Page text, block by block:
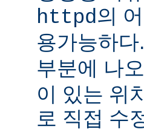
httpd의
용가능하다
부분에 나
이 있는 위
로 직접 수